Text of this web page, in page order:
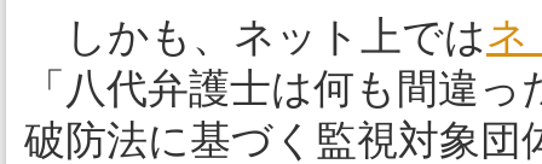
しかも、ネット上ではネ
「八代弁護士は何も間違
破防法に基づく監視対象団